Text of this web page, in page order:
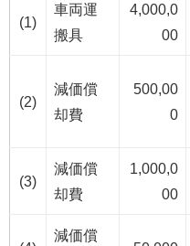
(1)
車両運
搬具
4,000,0
00
(2)
減価償
却費
500,00
0
(3)
減価償
却費
1,000,0
00
減価償